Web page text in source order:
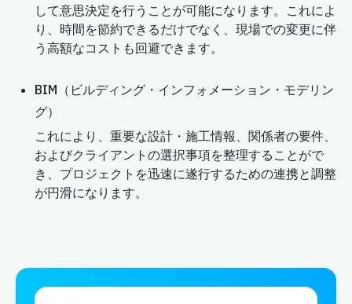
して意思決定を行うことが可能になります。これによ
り、時間を節約できるだけでなく、現場での変更に伴
う高額なコストも回避できます。
BIM（ビルディング・インフォメーション・モデリン
グ）
これにより、重要な設計・施工情報、関係者の要件、
およびクライアントの選択事項を整理することがで
き、プロジェクトを迅速に遂行するための連携と調整
が円滑になります。